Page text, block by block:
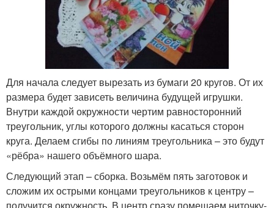
Для начала следует вырезать из бумаги 20 кругов. От их
размера будет зависеть величина будущей игрушки.
Внутри каждой окружности чертим равносторонний
треугольник, углы которого должны касаться сторон
круга. Делаем сгибы по линиям треугольника – это будут
«рёбра» нашего объёмного шара.
Следующий этап – сборка. Возьмём пять заготовок и
сложим их острыми концами треугольников к центру –